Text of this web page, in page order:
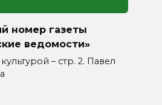
номер газеты
ведомости»
– стр. 2. Павел